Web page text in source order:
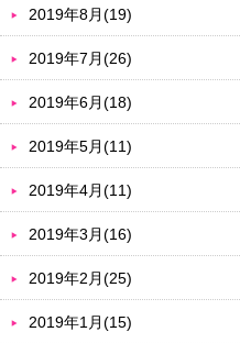
2019年8月(19)
2019年7月(26)
2019年6月(18)
2019年5月(11)
2019年4月(11)
2019年3月(16)
2019年2月(25)
2019年1月(15)